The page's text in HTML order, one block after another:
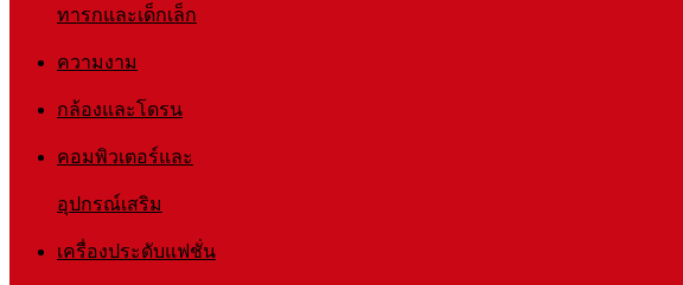
ทารกและเด็กเล็ก
ความงาม
กล้องและโดรน
คอมพิวเตอร์และ
อุปกรณ์เสริม
เครื่องประดับแฟชั่น